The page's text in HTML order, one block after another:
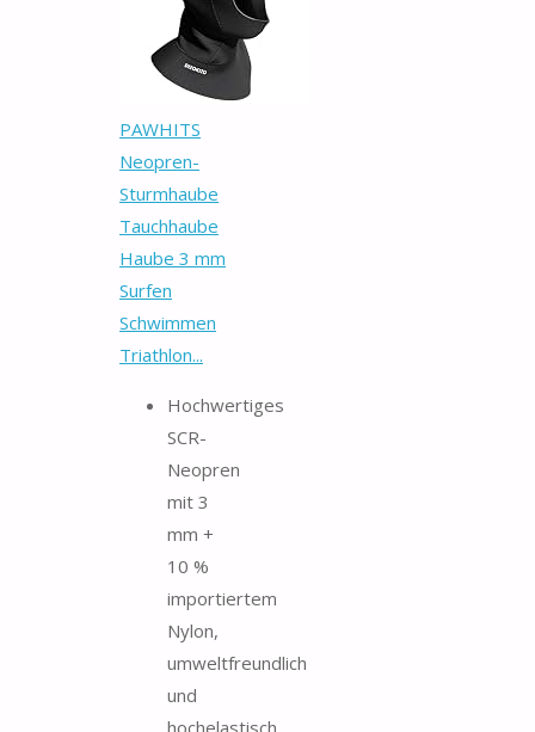
PAWHITS
Neopren-
Sturmhaube
Tauchhaube
Haube 3 mm
Surfen
Schwimmen
Triathlon...
Hochwertiges
SCR-
Neopren
mit 3
mm +
10 %
importiertem
Nylon,
umweltfreundlich
und
hochelastisch